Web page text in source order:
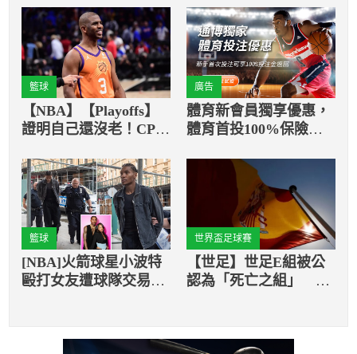
籃球
【NBA】【Playoffs】
證明自己還沒老！CP3
前進總冠軍戰
廣告
體育新會員獨享優惠，
體育首投100%保險返
籃球
[NBA]火箭球星小波特
毆打女友遭球隊交易至
世界盃足球賽
【世足】世足E組被公
認為「死亡之組」 西